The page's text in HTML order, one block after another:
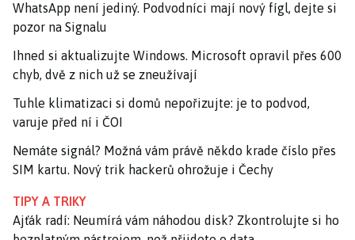
WhatsApp není jediný. Podvodníci mají nový fígl, dejte si
pozor na Signalu
Ihned si aktualizujte Windows. Microsoft opravil přes 600
chyb, dvě z nich už se zneužívají
Tuhle klimatizaci si domů nepořizujte: je to podvod,
varuje před ní i ČOI
Nemáte signál? Možná vám právě někdo krade číslo přes
SIM kartu. Nový trik hackerů ohrožuje i Čechy
TIPY A TRIKY
Ajťák radí: Neumírá vám náhodou disk? Zkontrolujte si ho